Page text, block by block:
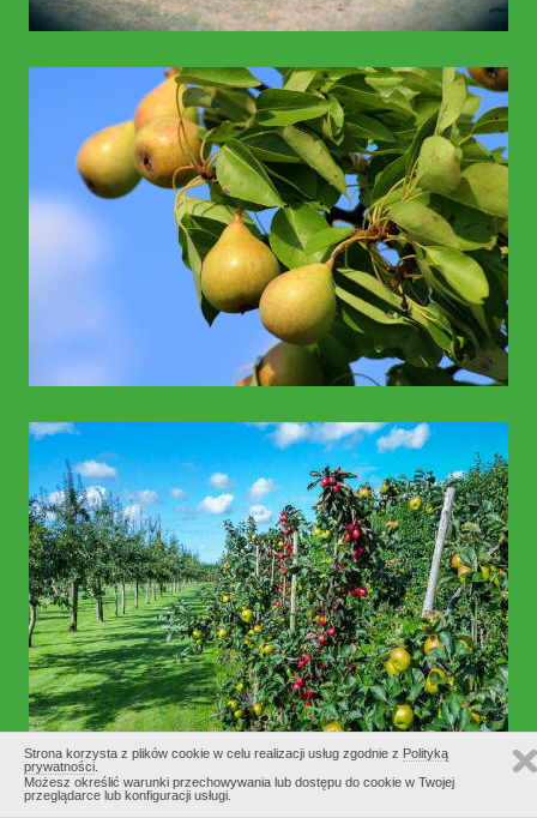
Strona korzysta z plików cookie w celu realizacji usług zgodnie z Polityką
prywatności
Możesz określić warunki przechowywania lub dostępu do cookie w Twojej
przeglądarce lub konfiguracji usługi.